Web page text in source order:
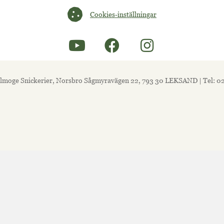
Cookies-inställningar
Cookies-inställningar
Snickerier, Norsbro Sågmyravägen 22, 793 30 LEKSAND | Tel: